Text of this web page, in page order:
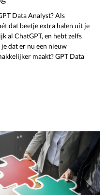
Data Analyst? Als
dat beetje extra halen uit je
al ChatGPT, en hebt zelfs
dat er nu een nieuw
maakt? GPT Data